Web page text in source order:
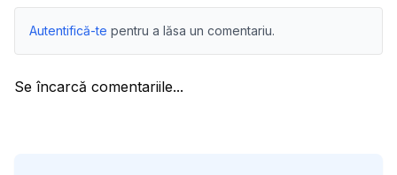
Autentifică-te pentru a lăsa un comentariu.
Se încarcă comentariile...